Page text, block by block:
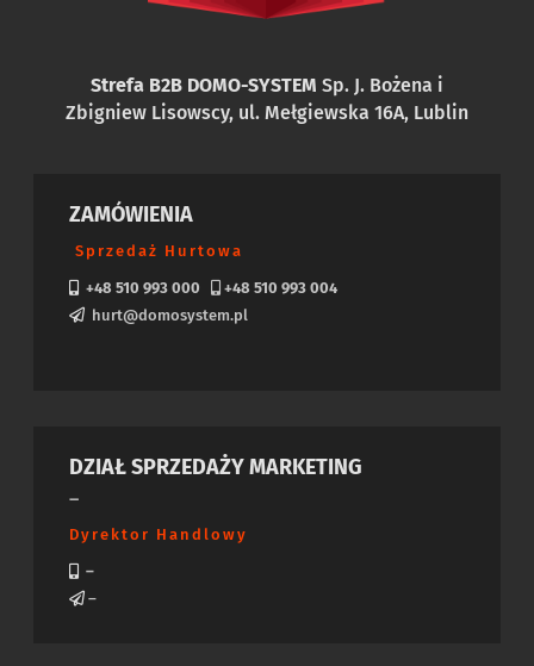
Strefa B2B DOMO-SYSTEM Sp. J. Bożena i
Zbigniew Lisowscy, ul. Mełgiewska 16A, Lublin
ZAMÓWIENIA
Sprzedaż Hurtowa
+48 510 993 000
+48 510 993 004
hurt@domosystem.pl
DZIAŁ SPRZEDAŻY MARKETING
–
Dyrektor Handlowy
–
–